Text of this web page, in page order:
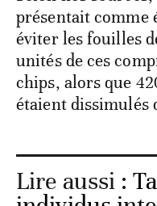
présentait comme
éviter les fouilles
unités de ces
chips, alors que
étaient dissimulés
Lire aussi :